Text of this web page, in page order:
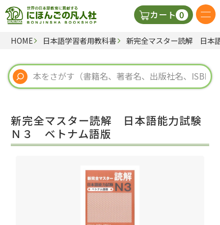
カート 0
日本語の教科書
視聴覚・補助教材
教師用参考書
HOME 日本語学習者用教科書 新完全マスター読解 日本
新完全マスター読解 日本語能力試験
Ｎ３ ベトナム語版